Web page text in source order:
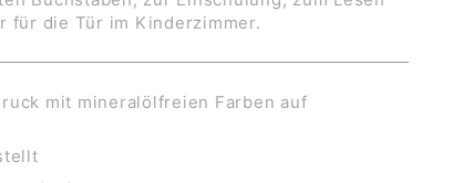
für die Tür im Kinderzimmer.
mit mineralölfreien Farben auf